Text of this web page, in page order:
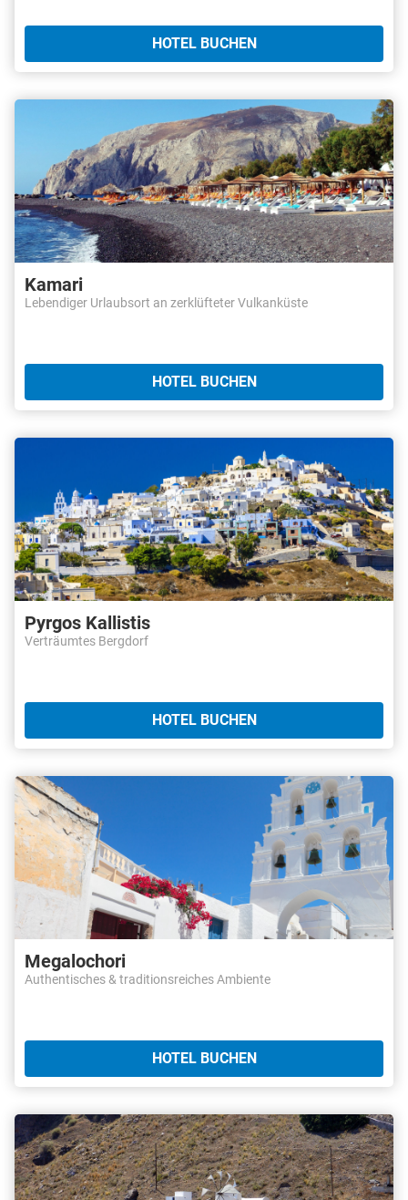
HOTEL BUCHEN
Kamari
Lebendiger Urlaubsort an zerklüfteter Vulkanküste
HOTEL BUCHEN
Pyrgos Kallistis
Verträumtes Bergdorf
HOTEL BUCHEN
Megalochori
Authentisches & traditionsreiches Ambiente
HOTEL BUCHEN